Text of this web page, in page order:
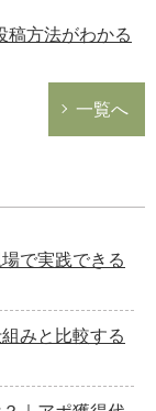
稿方法がわかる
一覧へ
で実践できる
みと比較する